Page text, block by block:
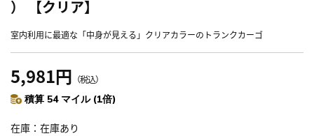
） 【クリア】
室内利用に最適な「中身が見える」クリアカラーのトランクカーゴ
5,981円 （税込）
積算 54 マイル (1倍)
在庫 在庫あり